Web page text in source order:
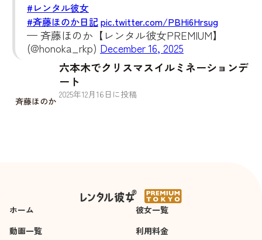
#レンタル彼女
#斉藤ほのか日記pic.twitter.com/PBHi6Hrsug
— 斉藤ほのか【レンタル彼女PREMIUM】
(@honoka_rkp) December 16, 2025
斉藤ほのか
六本木でクリスマスイルミネーションデ
ート
2025年12月 16 日に投稿
ホーム
彼女一覧
動画一覧
利用料金